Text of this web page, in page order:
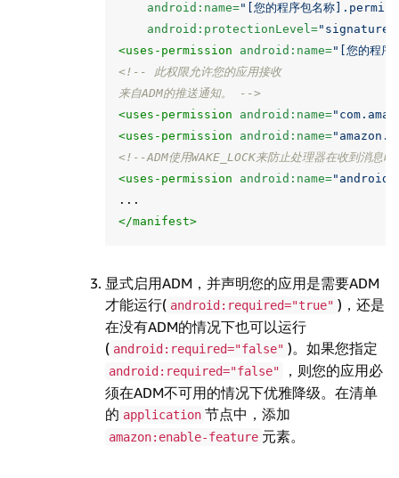
android:name="[您的程序包名称
android:protectionLevel="signature"
<uses-permission
android:name="[您的程序
<!-- 此权限允许您的应用接收
来自ADM的推送通知。 -->
<uses-permission
android:name=
<uses-permission
android:name=
<!--ADM使用WAKE_LOCK来防止处理器在收到消息
<uses-permission
android:name=
</manifest>
显式启用ADM，并声明您的应用是需要ADM
才能运行( android:required="true" )，还是
在没有ADM的情况下也可以运行
( android:required="false" )。如果您指定
android:required="false"
，则您的应用必
须在ADM不可用的情况下优雅降级。在清单
的 application 节点中，添加
amazon:enable-feature 元素。